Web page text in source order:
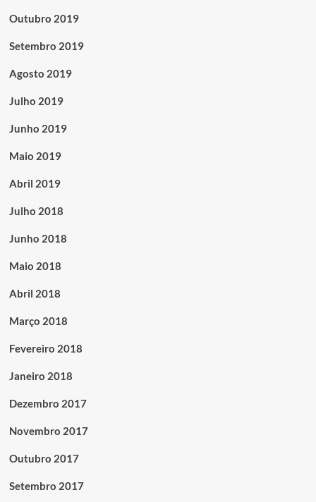
Outubro 2019
Setembro 2019
Agosto 2019
Julho 2019
Junho 2019
Maio 2019
Abril 2019
Julho 2018
Junho 2018
Maio 2018
Abril 2018
Março 2018
Fevereiro 2018
Janeiro 2018
Dezembro 2017
Novembro 2017
Outubro 2017
Setembro 2017